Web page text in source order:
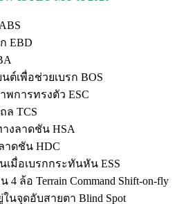
EBD
ต์เพื่อช่วยเบรก BOS
พการทรงตัว ESC
ล TCS
งลาดชัน HSA
าดชัน HDC
มื่อเบรกกระทันหัน ESS
ล้อ Terrain Command Shift-on-fly
นจุดอับสายตา Blind Spot